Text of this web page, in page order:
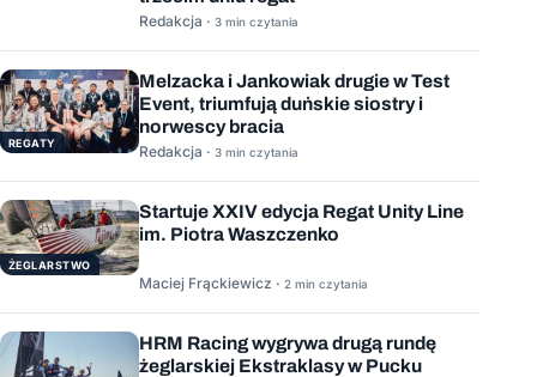
Redakcja · 3 min czytania
REGATY
Melzacka i Jankowiak drugie w Test
Event, triumfują duńskie siostry i
norwescy bracia
Redakcja · 3 min czytania
ŻEGLARSTWO
Startuje XXIV edycja Regat Unity Line
im. Piotra Waszczenko
Maciej Frąckiewicz · 2 min czytania
HRM Racing wygrywa drugą rundę
żeglarskiej Ekstraklasy w Pucku